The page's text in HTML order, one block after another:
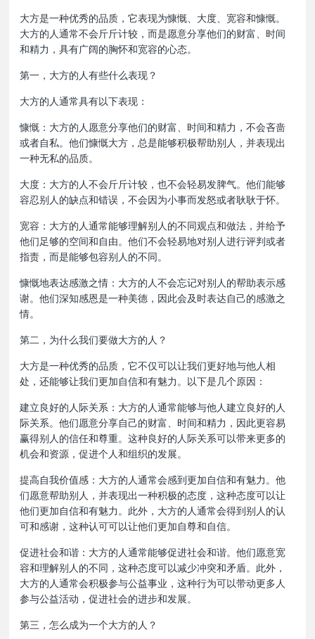
大方是一种优秀的品质，它表现为慷慨、大度、宽容和慷慨。
大方的人通常不会斤斤计较，而是愿意分享他们的财富、时间
和精力，具有广阔的胸怀和宽容的心态。
第一，大方的人有些什么表现？
大方的人通常具有以下表现：
慷慨：大方的人愿意分享他们的财富、时间和精力，不会吝啬
或者自私。他们慷慨大方，总是能够积极帮助别人，并表现出
一种无私的品质。
大度：大方的人不会斤斤计较，也不会轻易发脾气。他们能够
容忍别人的缺点和错误，不会因为小事而发怒或者耿耿于怀。
宽容：大方的人通常能够理解别人的不同观点和做法，并给予
他们足够的空间和自由。他们不会轻易地对别人进行评判或者
指责，而是能够包容别人的不同。
慷慨地表达感激之情：大方的人不会忘记对别人的帮助表示感
谢。他们深知感恩是一种美德，因此会及时表达自己的感激之
情。
第二，为什么我们要做大方的人？
大方是一种优秀的品质，它不仅可以让我们更好地与他人相
处，还能够让我们更加自信和有魅力。以下是几个原因：
建立良好的人际关系：大方的人通常能够与他人建立良好的人
际关系。他们愿意分享自己的财富、时间和精力，因此更容易
赢得别人的信任和尊重。这种良好的人际关系可以带来更多的
机会和资源，促进个人和组织的发展。
提高自我价值感：大方的人通常会感到更加自信和有魅力。他
们愿意帮助别人，并表现出一种积极的态度，这种态度可以让
他们更加自信和有魅力。此外，大方的人通常会得到别人的认
可和感谢，这种认可可以让他们更加自尊和自信。
促进社会和谐：大方的人通常能够促进社会和谐。他们愿意宽
容和理解别人的不同，这种态度可以减少冲突和矛盾。此外，
大方的人通常会积极参与公益事业，这种行为可以带动更多人
参与公益活动，促进社会的进步和发展。
第三，怎么成为一个大方的人？